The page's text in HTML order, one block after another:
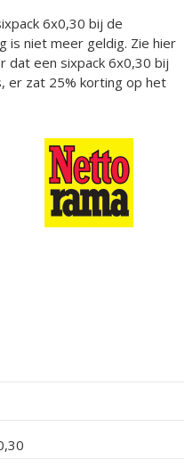
6x0,30 bij de
is niet meer geldig. Zie hier
dat een sixpack 6x0,30 bij
er zat 25% korting op het